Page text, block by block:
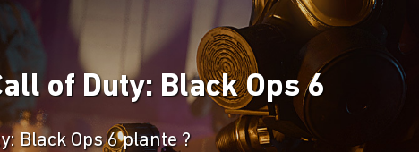
of Duty: Black Ops 6
Black Ops 6 plante ?